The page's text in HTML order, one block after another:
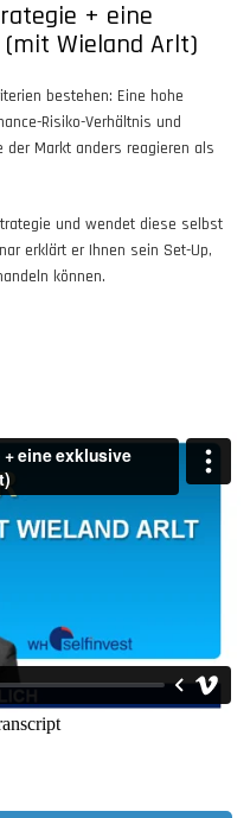
+ eine
(mit Wieland Arlt)
bestehen: Eine hohe
Risiko-Verhältnis und
Markt anders reagieren als
und wendet diese selbst
erklärt er Ihnen sein Set-Up,
können.